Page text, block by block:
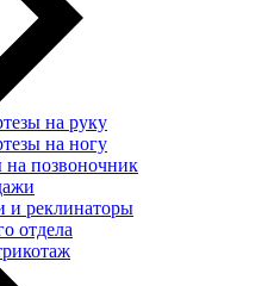
на руку
на ногу
на позвоночник
и реклинаторы
отдела